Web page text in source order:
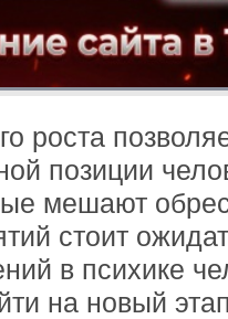
роста
позиции
мешают
стоит
в психике
на новый